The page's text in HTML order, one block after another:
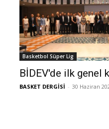
Basketbol Süper Lig
BİDEV'de ilk genel
BASKET DERGİSİ - 30 Haziran